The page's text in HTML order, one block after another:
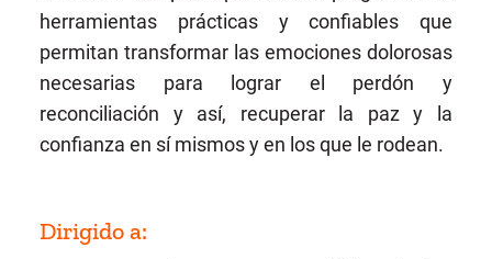
herramientas prácticas y confiables que
permitan transformar las emociones dolorosas
necesarias para lograr el perdón y
reconciliación y así, recuperar la paz y la
confianza en sí mismos y en los que le rodean.
Dirigido a: